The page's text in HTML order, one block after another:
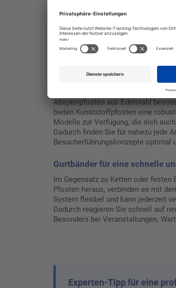
Verkaufsflächen und
Parkplätze und Außenanlagen
Dadurch schaffen Sie klare
Mitarbeiter. Außerdem vermeiden
Edelstahl, Kunststoff oder
Je nach Einsatzbereich stehen
Absperrpfosten aus Edelstahl
bieten Kunststoffpfosten eine
Modelle zur Verfügung, die sich
Dadurch finden Sie für nahezu jede
Besucherführungskonzepte optimal
Gurtbänder für eine schnelle
Im Gegensatz zu Ketten oder
Pfosten heraus, verbinden es mit
System flexibel und kann jederzeit
Dadurch reagieren Sie schnell auf
Besonders bei Veranstaltungen,
Experten-Tipp für eine